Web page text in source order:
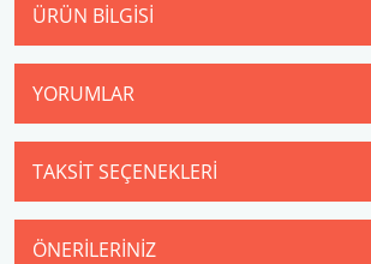
ÜRÜN BILGISI
YORUMLAR
TAKSIT SEÇENEKLERI
ÖNERILERINIZ